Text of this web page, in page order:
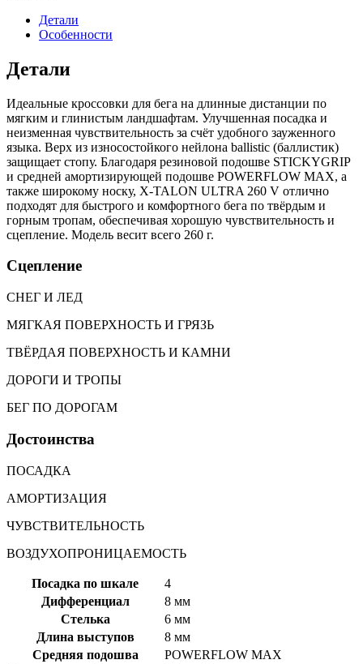
Детали
Особенности
Детали
Идеальные кроссовки для бега на длинные дистанции по
мягким и глинистым ландшафтам. Улучшенная посадка и
неизменная чувствительность за счёт удобного зауженного
языка. Верх из износостойкого нейлона ballistic (баллистик)
защищает стопу. Благодаря резиновой подошве STICKYGRIP
и средней амортизирующей подошве POWERFLOW MAX, а
также широкому носку, X-TALON ULTRA 260 V отлично
подходят для быстрого и комфортного бега по твёрдым и
горным тропам, обеспечивая хорошую чувствительность и
сцепление. Модель весит всего 260 г.
Сцепление
СНЕГ И ЛЕД
МЯГКАЯ ПОВЕРХНОСТЬ И ГРЯЗЬ
ТВЁРДАЯ ПОВЕРХНОСТЬ И КАМНИ
ДОРОГИ И ТРОПЫ
БЕГ ПО ДОРОГАМ
Достоинства
ПОСАДКА
АМОРТИЗАЦИЯ
ЧУВСТВИТЕЛЬНОСТЬ
ВОЗДУХОПРОНИЦАЕМОСТЬ
Посадка по шкале
4
Дифференциал
8 мм
Стелька
6 мм
Длина выступов
8 мм
Средняя подошва
POWERFLOW MAX